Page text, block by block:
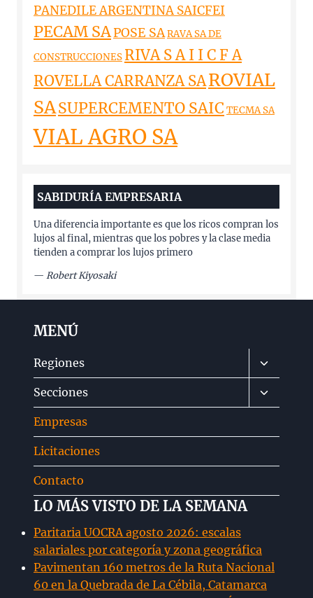
PANEDILE ARGENTINA SAICFEI
PECAM SAPOSE SARAVA SA DE
CONSTRUCCIONES RIVA S A I I C F A
ROVELLA CARRANZA SAROVIAL
SASUPERCEMENTO SAIC TECMA SA
VIAL AGRO SA
SABIDURÍA EMPRESARIA
Una diferencia importante es que los ricos compran los
lujos al final, mientras que los pobres y la clase media
tienden a comprar los lujos primero
— Robert Kiyosaki
MENÚ
Regiones
Alternar
menú
hijo
Secciones
Alternar
menú
Empresas
Licitaciones
Contacto
LO MÁS VISTO DE LA SEMANA
Paritaria UOCRA agosto 2026: escalas
salariales por categoría y zona geográfica
Pavimentan 160 metros de la Ruta Nacional
60 en la Quebrada de La Cébila, Catamarca